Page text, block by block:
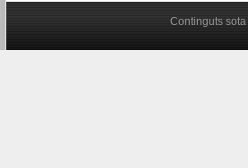
Continguts sota